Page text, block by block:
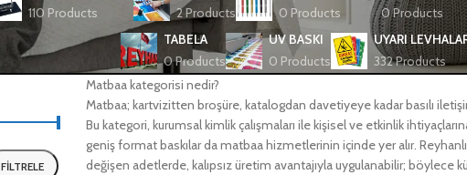
110 Products
2 Products
0 Products
0 Products
TABELA
0 Products
UV BASKI
0 Products
UYARI
332 Products
FILTRELE
Matbaa kategorisi nedir?
Matbaa; kartvizitten broşüre, katalogdan davetiyeye kadar basılı
Bu kategori, kurumsal kimlik çalışmaları ile kişisel ve etkinlik
geniş format baskılar da matbaa hizmetlerinin içinde yer alır.
değişen adetlerde, kalıpsız üretim avantajıyla uygulanabilir; böylece